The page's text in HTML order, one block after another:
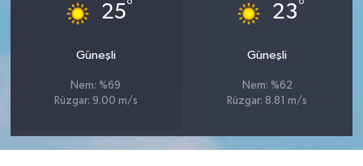
25°
Güneşli
Nem: %69
Rüzgar: 9.00 m/s
23°
Güneşli
Nem: %62
Rüzgar: 8.81 m/s